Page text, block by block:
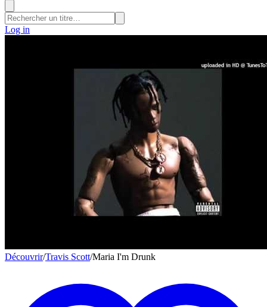
Log in
Découvrir/Travis Scott/Maria I'm Drunk